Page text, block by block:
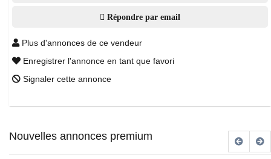
Répondre par email
Plus d'annonces de ce vendeur
Enregistrer l'annonce en tant que favori
Signaler cette annonce
Nouvelles annonces premium